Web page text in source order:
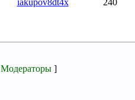
iakupov8dt4x 240
Модераторы ]